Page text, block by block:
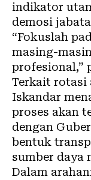
indikator
demosi
“Fokuslah
masing-
profesional,”
Terkait rotasi
Iskandar
proses akan
dengan
bentuk
sumber daya
Dalam